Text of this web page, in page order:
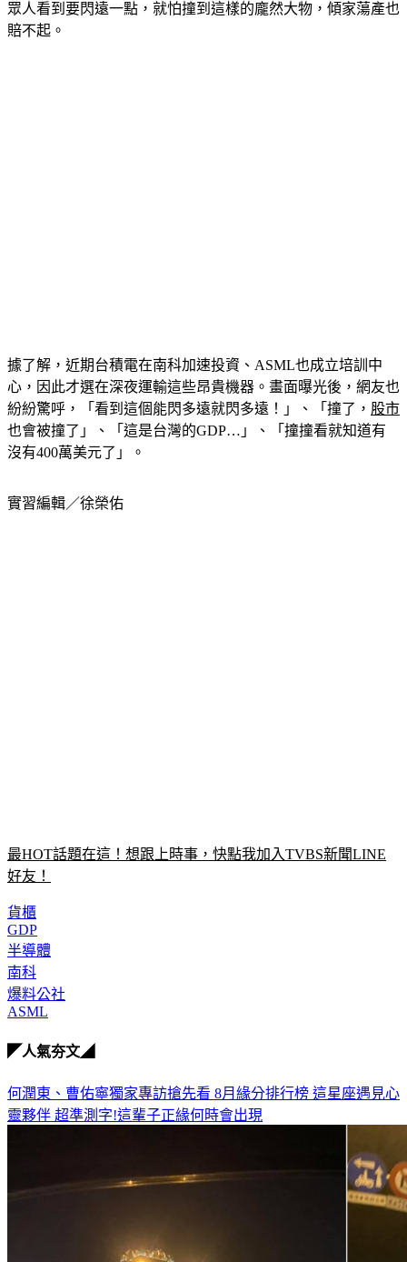
賠不起。
心，因此才選在深夜運輸這些昂貴機器。畫面曝光後，網友也
紛紛驚呼，「看到這個能閃多遠就閃多遠！」、「撞了，股市
也會被撞了」、「這是台灣的GDP…」、「撞撞看就知道有
沒有400萬美元了」。
好友！
GDP
半導體
南科
爆料公社
ASML
靈夥伴 超準測字!這輩子正緣何時會出現